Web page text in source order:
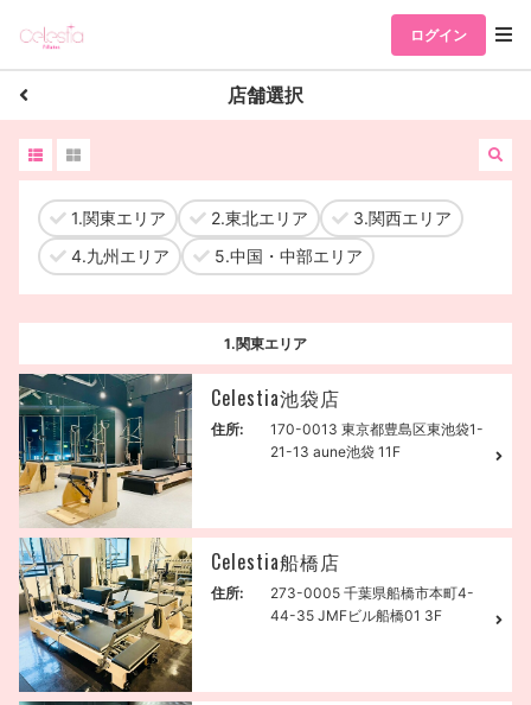
ログイン
店舗選択
1.関東エリア 2.東北エリア
3.関西エリア
4.九州エリア
5.中国・中部エリア
1.関東エリア
Celestia池袋店
住所:
170-0013 東京都豊島区東池袋1-
21-13 aune池袋 11F
Celestia船橋店
住所:
273-0005 千葉県船橋市本町4-
44-35 JMFビル船橋01 3F